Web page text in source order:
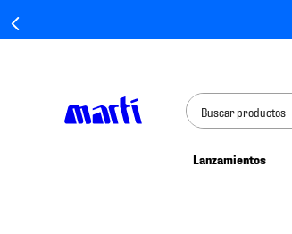
Buscar productos
Lanzamientos